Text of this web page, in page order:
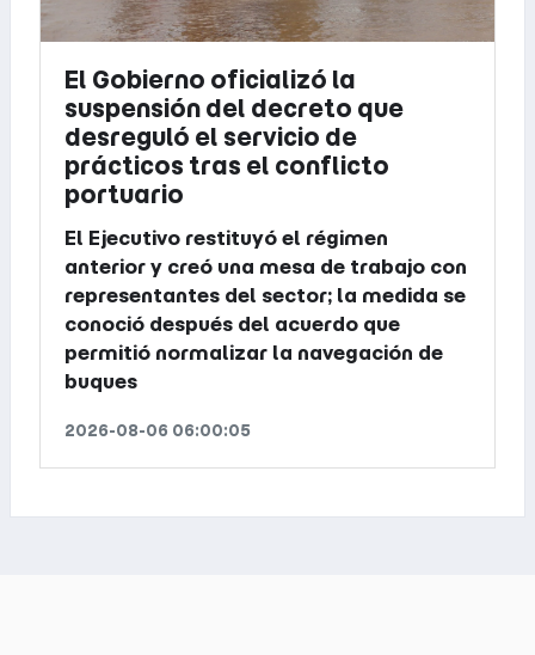
El Gobierno oficializó la
suspensión del decreto que
desreguló el servicio de
prácticos tras el conflicto
portuario
El Ejecutivo restituyó el régimen
anterior y creó una mesa de trabajo con
representantes del sector; la medida se
conoció después del acuerdo que
permitió normalizar la navegación de
buques
2026-08-06 06:00:05